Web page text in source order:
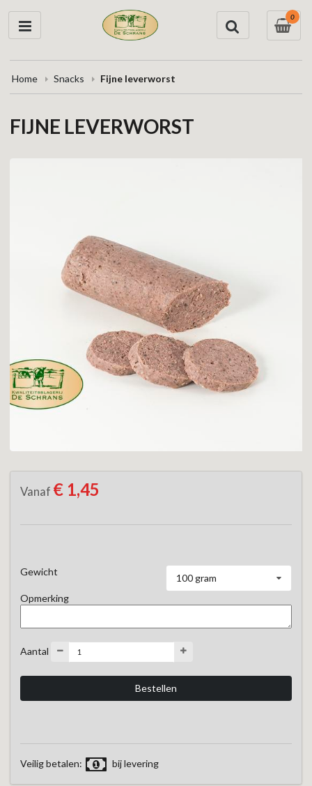
0
Home Snacks Fijne leverworst
FIJNE LEVERWORST
Vanaf € 1,45
Gewicht
100 gram
Opmerking
Aantal
Veilig betalen: bij levering